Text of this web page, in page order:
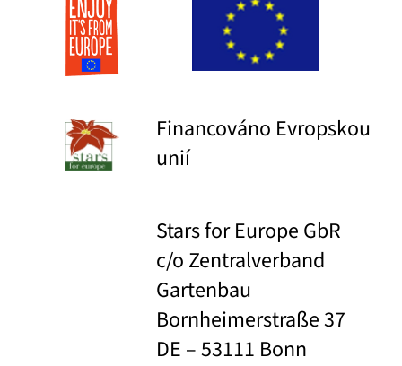
Financováno Evropskou
unií
Stars for Europe GbR
c/o Zentralverband
Gartenbau
Bornheimerstraße 37
DE – 53111 Bonn